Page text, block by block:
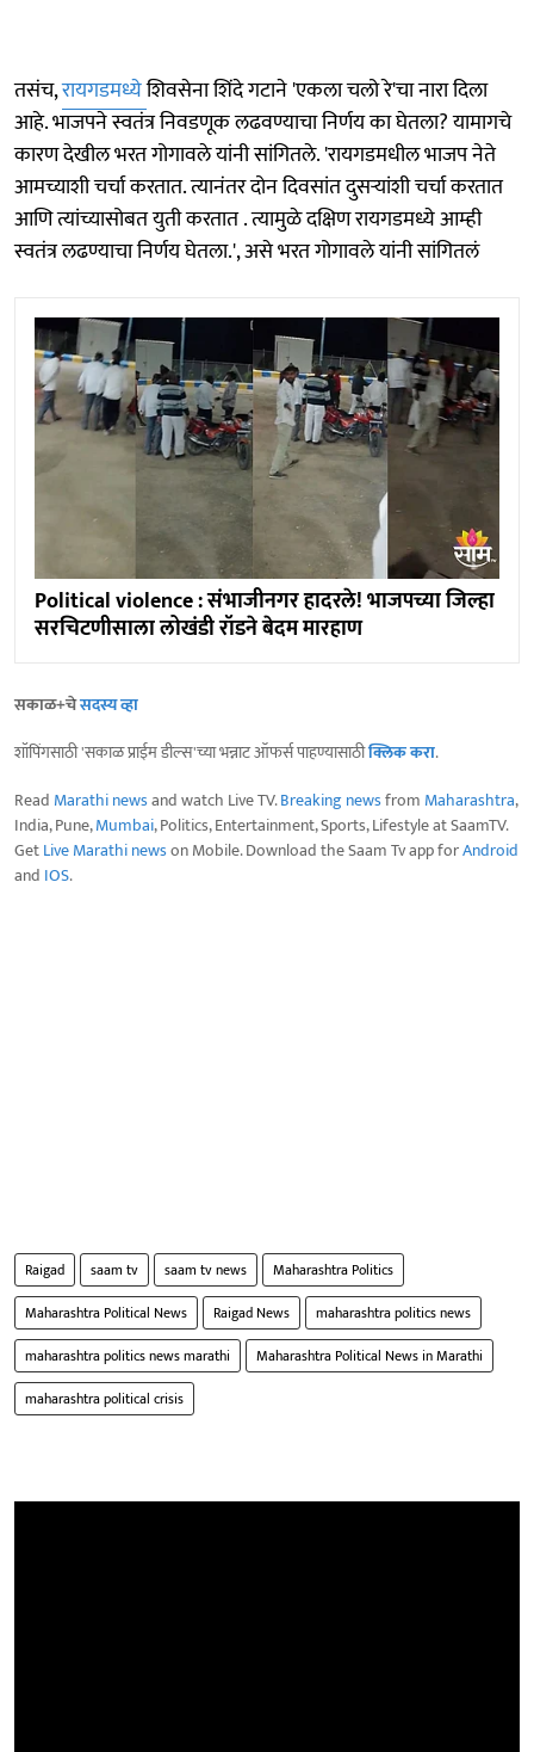
तसंच,रायगडमध्येशिवसेना शिंदे गटाने 'एकला चलो रे'चा नारा दिला
आहे. भाजपने स्वतंत्र निवडणूक लढवण्याचा निर्णय का घेतला? यामागचे
कारण देखील भरत गोगावले यांनी सांगितले. 'रायगडमधील भाजप नेते
आमच्याशी चर्चा करतात. त्यानंतर दोन दिवसांत दुसऱ्यांशी चर्चा करतात
आणि त्यांच्यासोबत युती करतात . त्यामुळे दक्षिण रायगडमध्ये आम्ही
स्वतंत्र लढण्याचा निर्णय घेतला.', असे भरत गोगावले यांनी सांगितलं
Political violence : संभाजीनगर हादरले! भाजपच्या जिल्हा
सरचिटणीसाला लोखंडी रॉडने बेदम मारहाण
सकाळ+चेसदस्य व्हा
शॉपिंगसाठी 'सकाळ प्राईम डील्स'च्या भन्नाट ऑफर्स पाहण्यासाठीक्लिक करा.
Read Marathi newsand watch Live TV.Breaking newsfrom Maharashtra,
India, Pune,Mumbai, Politics, Entertainment, Sports, Lifestyle at SaamTV.
GetLive Marathi newson Mobile. Download the Saam Tv app forAndroid
and IOS.
Raigad saam tv saam tv news
Maharashtra Politics
Maharashtra Political News
Raigad News
maharashtra politics news
maharashtra politics news marathi
Maharashtra Political News in Marathi
maharashtra political crisis